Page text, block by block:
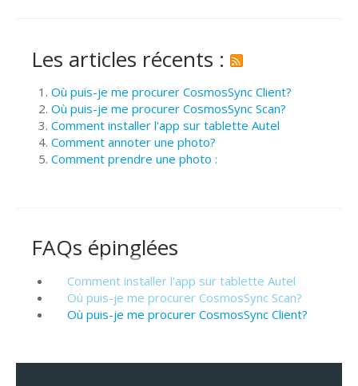
Les articles récents :
Où puis-je me procurer CosmosSync Client?
Où puis-je me procurer CosmosSync Scan?
Comment installer l'app sur tablette Autel
Comment annoter une photo?
Comment prendre une photo :
FAQs épinglées
Comment installer l'app sur tablette Autel
Où puis-je me procurer CosmosSync Scan?
Où puis-je me procurer CosmosSync Client?